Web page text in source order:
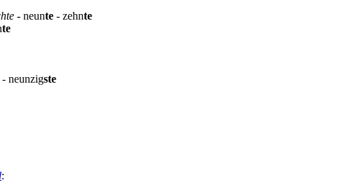
- neunte - zehnte
te
- neunzigste
: